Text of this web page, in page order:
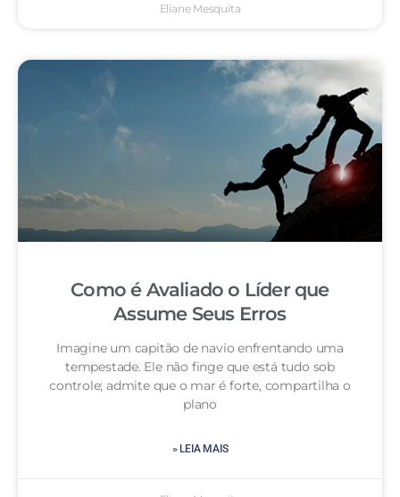
Eliane Mesquita
Como é Avaliado o Líder que
Assume Seus Erros
Imagine um capitão de navio enfrentando uma
tempestade. Ele não finge que está tudo sob
controle; admite que o mar é forte, compartilha o
plano
» LEIA MAIS